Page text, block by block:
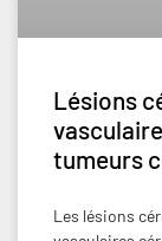
Lésions
tumeurs
Les lésions